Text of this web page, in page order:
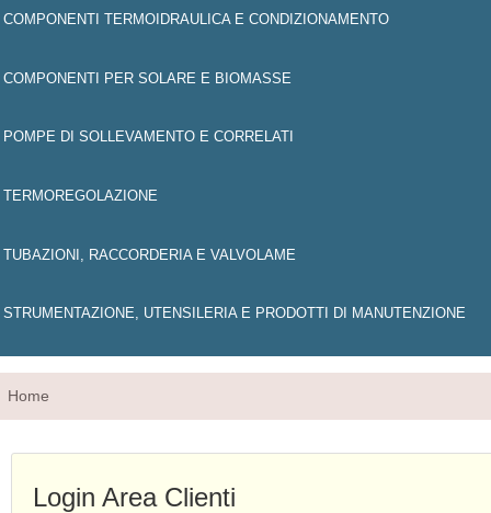
COMPONENTI TERMOIDRAULICA E CONDIZIONAMENTO
COMPONENTI PER SOLARE E BIOMASSE
POMPE DI SOLLEVAMENTO E CORRELATI
TERMOREGOLAZIONE
TUBAZIONI, RACCORDERIA E VALVOLAME
STRUMENTAZIONE, UTENSILERIA E PRODOTTI DI MANUTENZIONE
Home
Login Area Clienti